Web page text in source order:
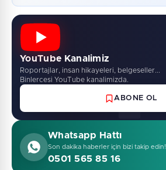
YouTube Kanalimiz
Roportajlar, insan hikayeleri, belgeseller...
Binlercesi YouTube kanalimizda.
ABONE OL
Whatsapp Hattı
Son dakika haberler için bizi takip edin!
0501 565 85 16